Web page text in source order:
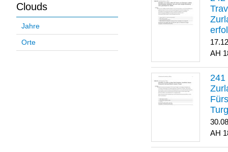
Clouds
Jahre
Orte